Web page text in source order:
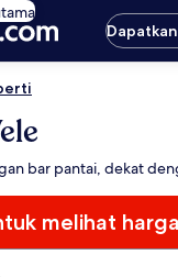
bar pantai, dekat
melihat harga